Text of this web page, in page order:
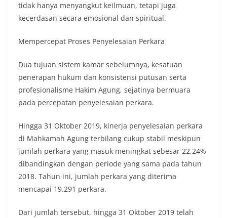
tidak hanya menyangkut keilmuan, tetapi juga
kecerdasan secara emosional dan spiritual.
Mempercepat Proses Penyelesaian Perkara
Dua tujuan sistem kamar sebelumnya, kesatuan
penerapan hukum dan konsistensi putusan serta
profesionalisme Hakim Agung, sejatinya bermuara
pada percepatan penyelesaian perkara.
Hingga 31 Oktober 2019, kinerja penyelesaian perkara
di Mahkamah Agung terbilang cukup stabil meskipun
jumlah perkara yang masuk meningkat sebesar 22,24%
dibandingkan dengan periode yang sama pada tahun
2018. Tahun ini, jumlah perkara yang diterima
mencapai 19.291 perkara.
Dari jumlah tersebut, hingga 31 Oktober 2019 telah